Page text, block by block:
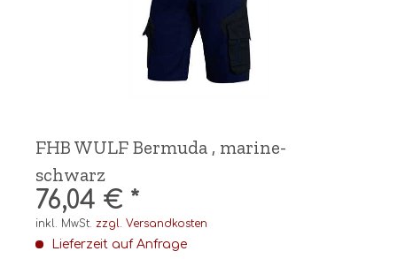
FHB WULF Bermuda , marine-
schwarz
76,04 € *
inkl. MwSt. zzgl. Versandkosten
Lieferzeit auf Anfrage